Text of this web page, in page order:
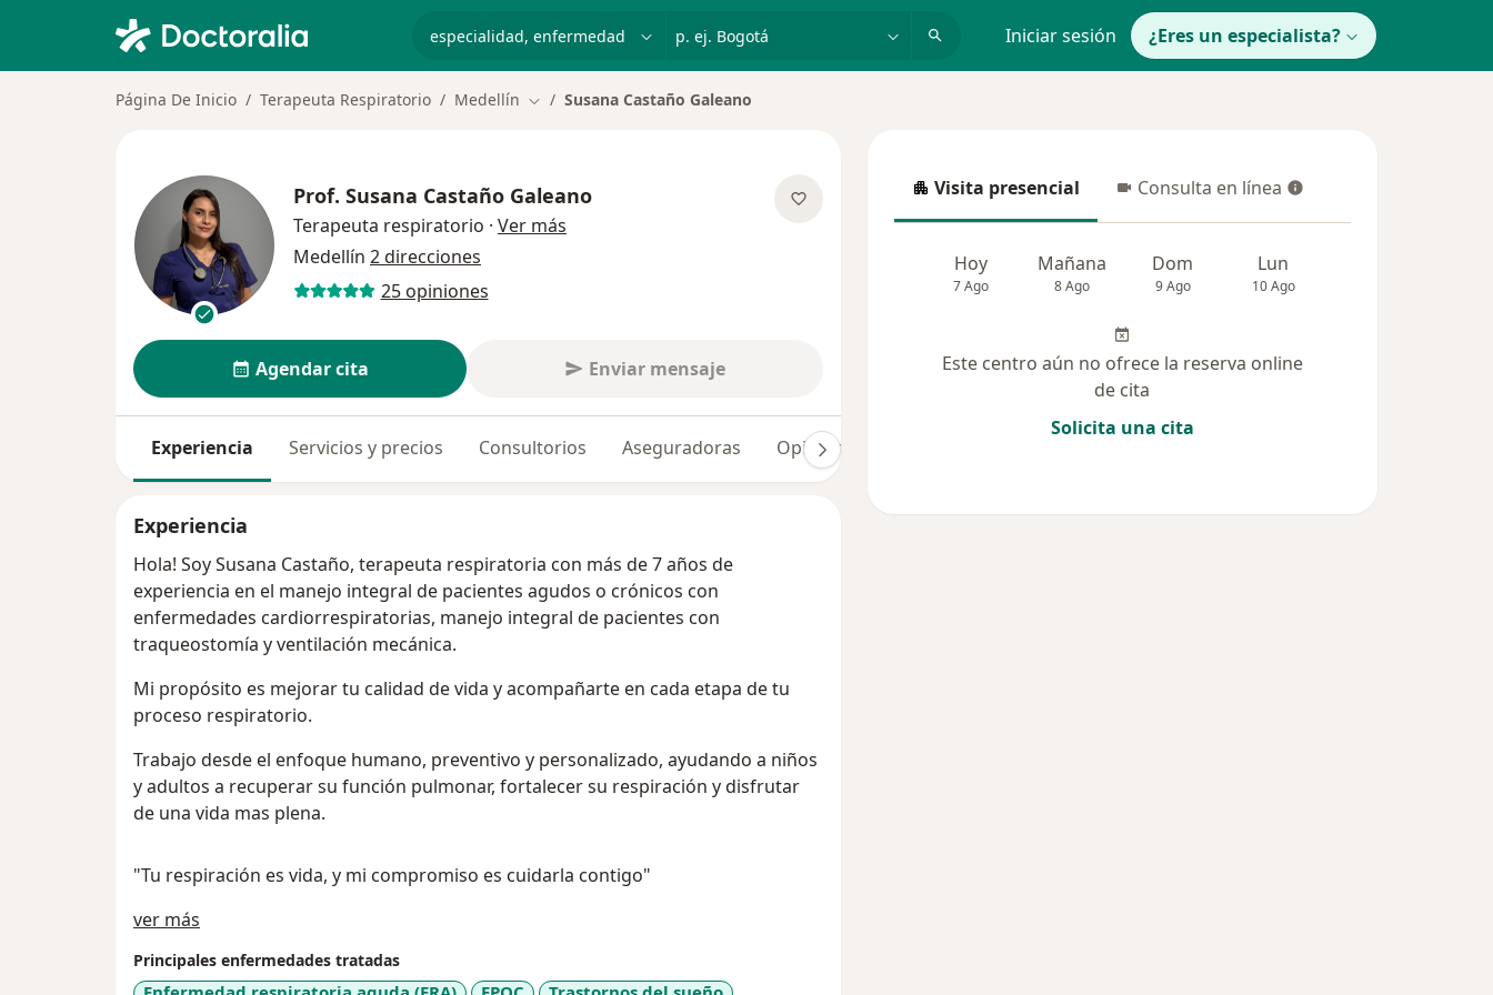
p. ej. Bogotá Iniciar sesión ¿Eres un especialista?
Página De Inicio Terapeuta Respiratorio Medellín Cambiar de ciudad
Susana Castaño Galeano
Prof. Susana Castaño Galeano
Terapeuta respiratorio · Ver más
Medellín 2 direcciones
25 opiniones
Agendar cita Enviar mensaje
Experiencia Servicios y precios Consultorios Aseguradoras Opiniones (25)
Experiencia
Hola! Soy Susana Castaño, terapeuta respiratoria con más de 7 años de
experiencia en el manejo integral de pacientes agudos o crónicos con
enfermedades cardiorrespiratorias, manejo integral de pacientes con
traqueostomía y ventilación mecánica.
Mi propósito es mejorar tu calidad de vida y acompañarte en cada etapa de tu
proceso respiratorio.
Trabajo desde el enfoque humano, preventivo y personalizado, ayudando a niños
y adultos a recuperar su función pulmonar, fortalecer su respiración y disfrutar
de una vida mas plena.
"Tu respiración es vida, y mi compromiso es cuidarla contigo"
ver más
Principales enfermedades tratadas
Visita presencial
Visita presencial Consulta en línea
Consulta en línea
Hoy
7 Ago
Mañana
8 Ago
Dom
9 Ago
Lun
10 Ago
Este centro aún no ofrece la reserva online
de cita
Solicita una cita